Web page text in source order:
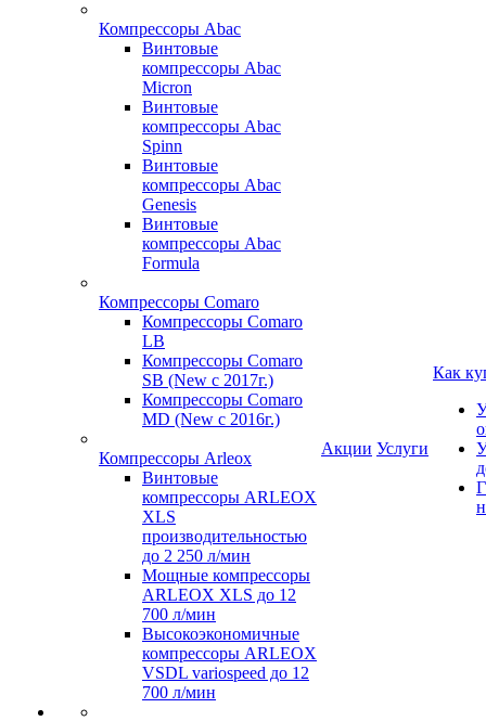
Компрессоры Abac
Винтовые
компрессоры Abac
Micron
Винтовые
компрессоры Abac
Spinn
Винтовые
компрессоры Abac
Genesis
Винтовые
компрессоры Abac
Formula
Компрессоры Comaro
Компрессоры Comaro
LB
Компрессоры Comaro
SB (New с 2017г.)
Компрессоры Comaro
MD (New с 2016г.)
Компрессоры Arleox
Винтовые
компрессоры ARLEOX
XLS
производительностью
до 2 250 л/мин
Мощные компрессоры
ARLEOX XLS до 12
700 л/мин
Высокоэкономичные
компрессоры ARLEOX
VSDL variospeed до 12
700 л/мин
Акции Услуги
Как